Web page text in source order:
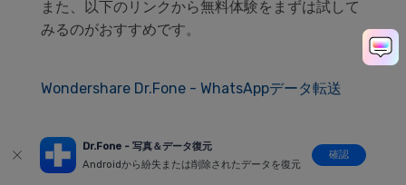
Dr.Fone - 写真＆データ復元
Androidから紛失または削除されたデータを復元
確認
また、以下のリンクから無料体験をまずは試して
みるのがおすすめです。
Wondershare Dr.Fone - WhatsAppデータ転送